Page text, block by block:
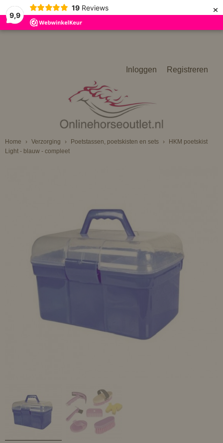
9,9
19 Reviews ×
Inloggen Registreren
Home › Verzorging › Poetstassen, poetskisten en sets ›
HKM poetskist
Light - blauw - compleet